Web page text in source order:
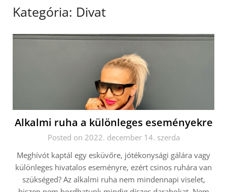
Kategória: Divat
Alkalmi ruha a különleges eseményekre
Posted on 2022. december 14. szerda
Meghívót kaptál egy esküvőre, jótékonysági gálára vagy
különleges hivatalos eseményre, ezért csinos ruhára van
szükséged? Az alkalmi ruha nem mindennapi viselet,